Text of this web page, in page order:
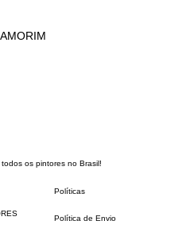
os pintores no Brasil!
Políticas
Política de Envio